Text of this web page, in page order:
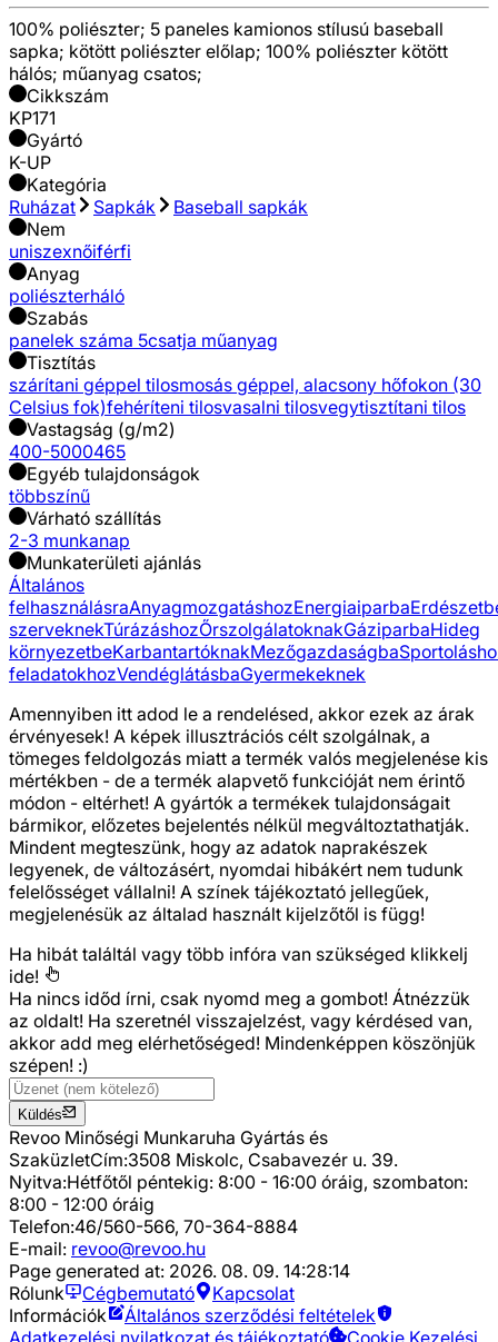
100% poliészter; 5 paneles kamionos stílusú baseball
sapka; kötött poliészter előlap; 100% poliészter kötött
hálós; műanyag csatos;
Cikkszám
KP171
Gyártó
K-UP
Kategória
Ruházat
Sapkák
Baseball sapkák
Nem
uniszexnőiférfi
Anyag
poliészterháló
Szabás
panelek száma 5csatja műanyag
Tisztítás
szárítani géppel tilosmosás géppel, alacsony hőfokon (30
Celsius fok)fehéríteni tilosvasalni tilosvegytisztítani tilos
Vastagság (g/m2)
400-5000465
Egyéb tulajdonságok
többszínű
Várható szállítás
2-3 munkanap
Munkaterületi ajánlás
Általános
felhasználásraAnyagmozgatáshozEnergiaiparba
szerveknekTúrázáshozŐrszolgálatoknakGáziparbaHideg
környezetbeKarbantartóknakMezőgazdaságba
feladatokhozVendéglátásbaGyermekeknek
Amennyiben itt adod le a rendelésed, akkor ezek az árak
érvényesek! A képek illusztrációs célt szolgálnak, a
tömeges feldolgozás miatt a termék valós megjelenése kis
mértékben - de a termék alapvető funkcióját nem érintő
módon - eltérhet! A gyártók a termékek tulajdonságait
bármikor, előzetes bejelentés nélkül megváltoztathatják.
Mindent megteszünk, hogy az adatok naprakészek
legyenek, de változásért, nyomdai hibákért nem tudunk
felelősséget vállalni! A színek tájékoztató jellegűek,
megjelenésük az általad használt kijelzőtől is függ!
Ha hibát találtál vagy több infóra van szükséged klikkelj
ide!
Ha nincs időd írni, csak nyomd meg a gombot! Átnézzük
az oldalt! Ha szeretnél visszajelzést, vagy kérdésed van,
akkor add meg elérhetőséged! Mindenképpen köszönjük
szépen! :)
Küldés
Revoo Minőségi Munkaruha Gyártás és
SzaküzletCím:3508 Miskolc, Csabavezér u. 39.
Nyitva:Hétfőtől péntekig: 8:00 - 16:00 óráig, szombaton:
8:00 - 12:00 óráig
Telefon:46/560-566, 70-364-8884
E-mail: revoo@revoo.hu
Page generated at: 2026. 08. 09. 14:28:14
Rólunk
Cégbemutató
Kapcsolat
Információk
Általános szerződési feltételek
Adatkezelési nyilatkozat és tájékoztató
Cookie Kezelési